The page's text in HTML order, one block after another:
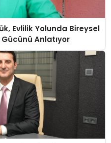
Evlilik Yolunda Bireysel
Gücünü Anlatıyor